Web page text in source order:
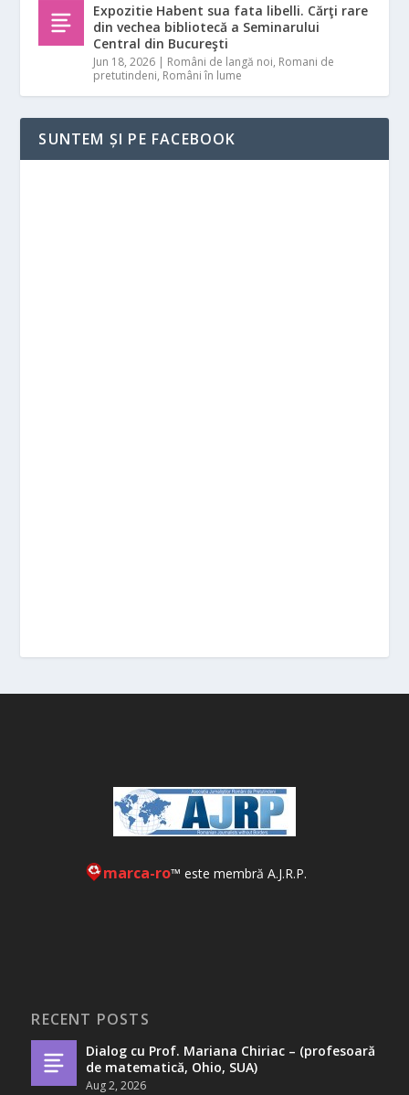
Expozitie Habent sua fata libelli. Cărţi rare
din vechea bibliotecă a Seminarului
Central din Bucureşti
Jun 18, 2026 | Români de langă noi, Romani de
pretutindeni, Români în lume
SUNTEM ȘI PE FACEBOOK
marca-ro™ este membră A.J.R.P.
RECENT POSTS
Dialog cu Prof. Mariana Chiriac – (profesoară
de matematică, Ohio, SUA)
Aug 2, 2026